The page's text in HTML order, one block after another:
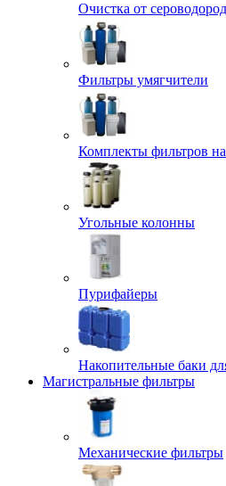
Очистка от
Фильтры умягчители
Комплекты фильтров
Угольные колонны
Пурифайеры
Накопительные баки
Магистральные фильтры
Механические фильтры